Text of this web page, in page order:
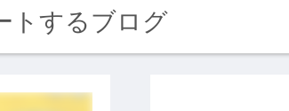
トするブログ